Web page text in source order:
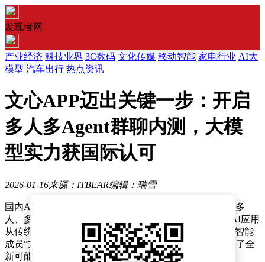
发现者网
产业经济 科技业界 3C数码 文化传媒 移动智能 家电行业 AI大
模型 汽车出行 热点资讯
文心APP迈出关键一步：开启
多人多Agent群聊内测，大模
型实力获国际认可
2026-01-16来源：ITBEAR编辑：瑞雪
国内AI应用领域迎来重要突破，文心APP今日正式启动“多
人、多Agent群聊”功能内部测试。这一创新标志着国内AI应用
从传统的“一对一交互”模式，向参与人类社交与协作的“智能
成员”方向迈进，为职场、家庭等场景的数字化协作提供了全
新可能。